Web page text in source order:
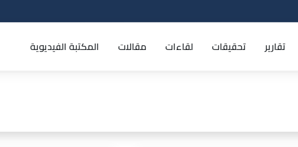
تقارير تحقيقات لقاءات مقالات المكتبة الفيديوية